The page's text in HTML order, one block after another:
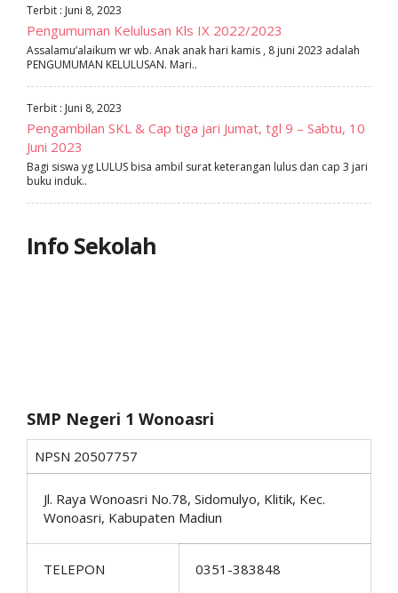
Terbit : Juni 8, 2023
Pengumuman Kelulusan Kls IX 2022/2023
Assalamu’alaikum wr wb. Anak anak hari kamis , 8 juni 2023 adalah
PENGUMUMAN KELULUSAN. Mari..
Terbit : Juni 8, 2023
Pengambilan SKL & Cap tiga jari Jumat, tgl 9 – Sabtu, 10
Juni 2023
Bagi siswa yg LULUS bisa ambil surat keterangan lulus dan cap 3 jari
buku induk..
Info Sekolah
SMP Negeri 1 Wonoasri
NPSN 20507757
Jl. Raya Wonoasri No.78, Sidomulyo, Klitik, Kec.
Wonoasri, Kabupaten Madiun
TELEPON 0351-383848